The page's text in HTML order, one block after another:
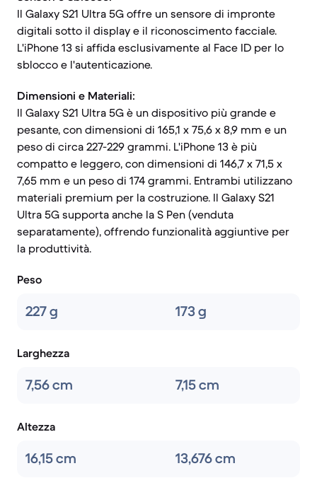
Il Galaxy S21 Ultra 5G offre un sensore di impronte
digitali sotto il display e il riconoscimento facciale.
L'iPhone 13 si affida esclusivamente al Face ID per lo
sblocco e l'autenticazione.
Dimensioni e Materiali:
Il Galaxy S21 Ultra 5G è un dispositivo più grande e
pesante, con dimensioni di 165,1 x 75,6 x 8,9 mm e un
peso di circa 227-229 grammi. L'iPhone 13 è più
compatto e leggero, con dimensioni di 146,7 x 71,5 x
7,65 mm e un peso di 174 grammi. Entrambi utilizzano
materiali premium per la costruzione. Il Galaxy S21
Ultra 5G supporta anche la S Pen (venduta
separatamente), offrendo funzionalità aggiuntive per
la produttività.
Peso
227 g 173 g
Larghezza
7,56 cm 7,15 cm
Altezza
16,15 cm 13,676 cm